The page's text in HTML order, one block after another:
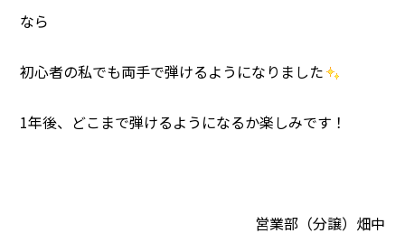
なら
初心者の私でも両手で弾けるようになりました
1年後、どこまで弾けるようになるか楽しみです！
営業部（分譲）畑中